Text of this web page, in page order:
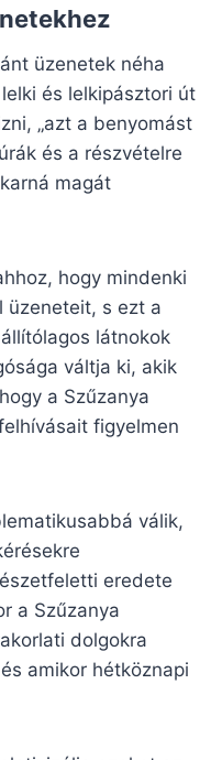
üzenetek néha
és lelkipásztori út
„azt a benyomást
és a részvételre
magát
hogy mindenki
üzeneteit, s ezt a
látnokok
váltja ki, akik
a Szűzanya
figyelmen
válik,
eredete
a Szűzanya
dolgokra
amikor hétköznapi